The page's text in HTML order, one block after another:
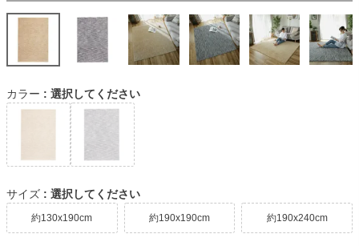
カラー 選択してください
サイズ 選択してください
約130x190cm 約190x190cm 約190x240cm